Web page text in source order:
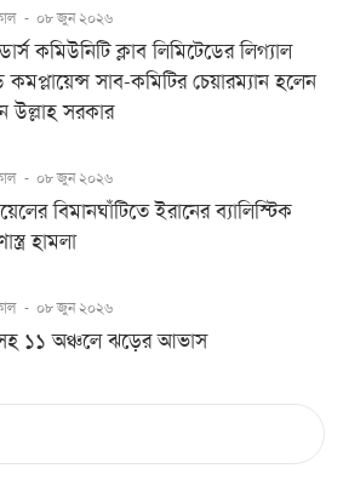
- ০৮ জুন ২০২৬
কমিউনিটি ক্লাব লিমিটেডের লিগ্যাল
কমপ্লায়েন্স সাব-কমিটির চেয়ারম্যান হলেন
উল্লাহ সরকার
- ০৮ জুন ২০২৬
বিমানঘাঁটিতে ইরানের ব্যালিস্টিক
হামলা
- ০৮ জুন ২০২৬
১১ অঞ্চলে ঝড়ের আভাস